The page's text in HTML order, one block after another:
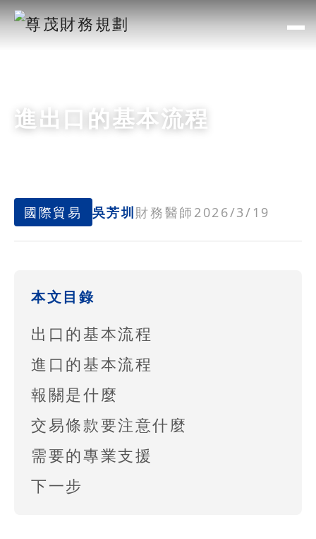
進出口的基本流程
國際貿易 吳芳圳財務醫師 2026/3/19
本文目錄
出口的基本流程
進口的基本流程
報關是什麼
交易條款要注意什麼
需要的專業支援
下一步